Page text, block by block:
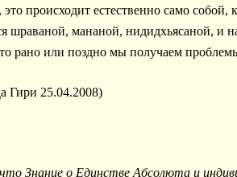
происходит естественно само
шраваной, мананой, нидидхьясаной, и
рано или поздно мы получаем
Гири 25.04.2008)
Знание о Единстве Абсолюта и